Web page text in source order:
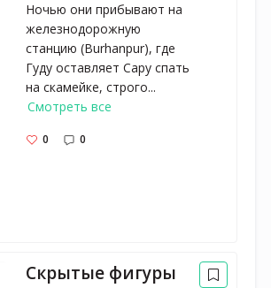
Ночью они прибывают на
железнодорожную
станцию (Burhanpur), где
Гуду оставляет Сару спать
на скамейке, строго...
Смотреть все
0 0
Скрытые фигуры